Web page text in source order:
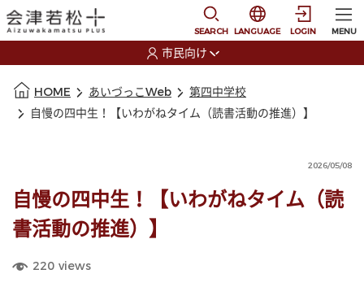
SEARCH
選択すると言語の切
LANGUAGE LOGIN MENU
市民向け
HOME あいづっこWeb
第四中学校
自慢の四中生！【いわがねタイム（読書活動の推進）】
2026/05/08
自慢の四中生！【いわがねタイム（読
書活動の推進）】
220 views